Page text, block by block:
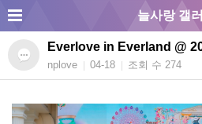
늘사랑 갤
Everlove in Everland @
nplove 04-18 조회 수 274